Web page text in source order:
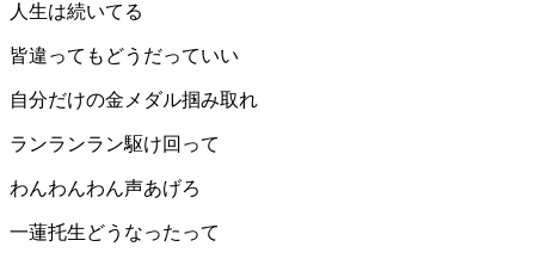
人生は続いてる
皆違ってもどうだっていい
自分だけの金メダル掴み取れ
ランランラン駆け回って
わんわんわん声あげろ
一蓮托生どうなったって